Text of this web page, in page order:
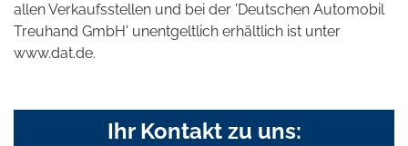
allen Verkaufsstellen und bei der 'Deutschen Automobil
Treuhand GmbH' unentgeltlich erhältlich ist unter
www.dat.de.
Ihr Kontakt zu uns: